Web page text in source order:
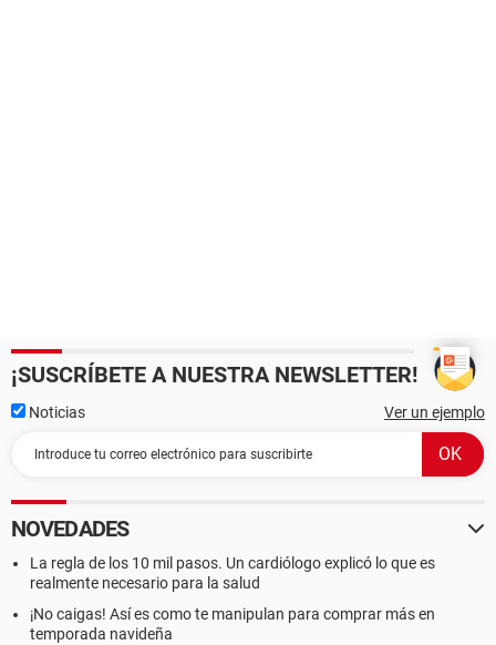
¡SUSCRÍBETE A NUESTRA NEWSLETTER!
Noticias Ver un ejemplo
NOVEDADES
La regla de los 10 mil pasos. Un cardiólogo explicó lo que es
realmente necesario para la salud
¡No caigas! Así es como te manipulan para comprar más en
temporada navideña